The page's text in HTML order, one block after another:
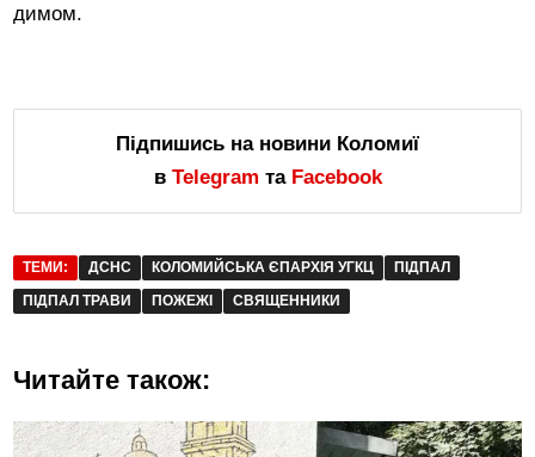
димом.
Підпишись на новини Коломиї
в Telegram та Facebook
ТЕМИ: ДСНС КОЛОМИЙСЬКА ЄПАРХІЯ УГКЦ
ПІДПАЛ
ПІДПАЛ ТРАВИ
ПОЖЕЖІ СВЯЩЕННИКИ
Читайте також: